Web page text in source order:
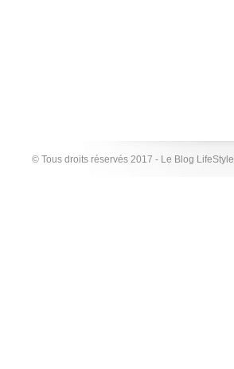
© Tous droits réservés 2017 - Le Blog LifeStyle